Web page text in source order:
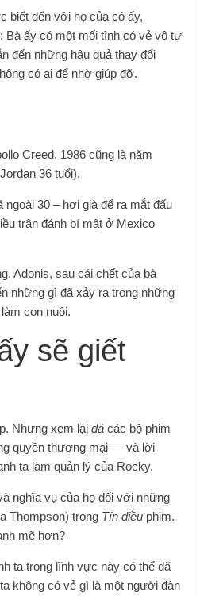
biết đến với họ của cô ấy,
Bà ấy có một mối tình có vẻ vô tư
đến những hậu quả thay đổi
có ai để nhờ giúp đỡ.
Creed. 1986 cũng là năm
36 tuổi).
ngoài 30 – hơi già để ra mắt đấu
trận đánh bí mật ở Mexico
Adonis, sau cái chết của bà
những gì đã xảy ra trong những
con nuôi.
sẽ giết
Nhưng xem lại đá các bộ phim
quyền thương mại — và lời
ta làm quản lý của Rocky.
nghĩa vụ của họ đối với những
Thompson) trong Tín điều phim.
mẽ hơn?
ta trong lĩnh vực này có thể đã
không có vẻ gì là một người đàn